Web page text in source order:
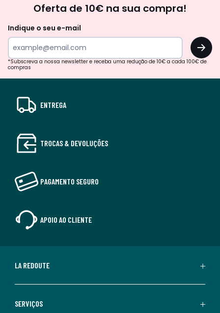
Oferta de 10€ na sua compra!
Indique o seu e-mail
OK
*Subscreva a nossa newsletter e receba uma redução de 10€ a cada 100€ de
compras
ENTREGA
TROCAS & DEVOLUÇÕES
PAGAMENTO SEGURO
APOIO AO CLIENTE
LA REDOUTE
SERVIÇOS